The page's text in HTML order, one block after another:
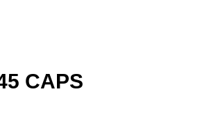
CAPS